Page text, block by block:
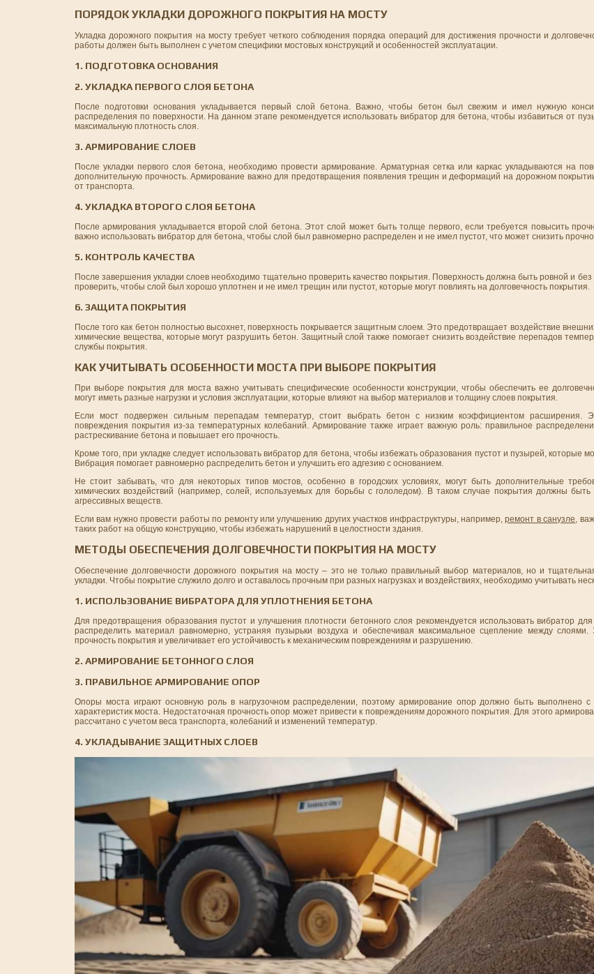
ПОРЯДОК УКЛАДКИ ДОРОЖНОГО ПОКРЫТИЯ НА МОСТУ
Укладка дорожного покрытия на мосту требует четкого соблюдения порядка операций для достижения прочности и
работы должен быть выполнен с учетом специфики мостовых конструкций и особенностей эксплуатации.
1. ПОДГОТОВКА ОСНОВАНИЯ
2. УКЛАДКА ПЕРВОГО СЛОЯ БЕТОНА
После подготовки основания укладывается первый слой бетона. Важно, чтобы бетон был свежим и имел нужную
распределения по поверхности. На данном этапе рекомендуется использовать вибратор для бетона, чтобы избавиться от
максимальную плотность слоя.
3. АРМИРОВАНИЕ СЛОЕВ
После укладки первого слоя бетона, необходимо провести армирование. Арматурная сетка или каркас укладываются на
дополнительную прочность. Армирование важно для предотвращения появления трещин и деформаций на дорожном
от транспорта.
4. УКЛАДКА ВТОРОГО СЛОЯ БЕТОНА
После армирования укладывается второй слой бетона. Этот слой может быть толще первого, если требуется повысить
важно использовать вибратор для бетона, чтобы слой был равномерно распределен и не имел пустот, что может снизить
5. КОНТРОЛЬ КАЧЕСТВА
После завершения укладки слоев необходимо тщательно проверить качество покрытия. Поверхность должна быть ровной и
проверить, чтобы слой был хорошо уплотнен и не имел трещин или пустот, которые могут повлиять на долговечность покрытия.
6. ЗАЩИТА ПОКРЫТИЯ
После того как бетон полностью высохнет, поверхность покрывается защитным слоем. Это предотвращает воздействие
химические вещества, которые могут разрушить бетон. Защитный слой также помогает снизить воздействие перепадов
службы покрытия.
КАК УЧИТЫВАТЬ ОСОБЕННОСТИ МОСТА ПРИ ВЫБОРЕ ПОКРЫТИЯ
При выборе покрытия для моста важно учитывать специфические особенности конструкции, чтобы обеспечить ее
могут иметь разные нагрузки и условия эксплуатации, которые влияют на выбор материалов и толщину слоев покрытия.
Если мост подвержен сильным перепадам температур, стоит выбрать бетон с низким коэффициентом расширения.
повреждения покрытия из-за температурных колебаний. Армирование также играет важную роль: правильное
растрескивание бетона и повышает его прочность.
Кроме того, при укладке следует использовать вибратор для бетона, чтобы избежать образования пустот и пузырей, которые
Вибрация помогает равномерно распределить бетон и улучшить его адгезию с основанием.
Не стоит забывать, что для некоторых типов мостов, особенно в городских условиях, могут быть дополнительные
химических воздействий (например, солей, используемых для борьбы с гололедом). В таком случае покрытия должны быть
агрессивных веществ.
Если вам нужно провести работы по ремонту или улучшению других участков инфраструктуры, например,ремонт в санузле,
таких работ на общую конструкцию, чтобы избежать нарушений в целостности здания.
МЕТОДЫ ОБЕСПЕЧЕНИЯ ДОЛГОВЕЧНОСТИ ПОКРЫТИЯ НА МОСТУ
Обеспечение долговечности дорожного покрытия на мосту – это не только правильный выбор материалов, но и
укладки. Чтобы покрытие служило долго и оставалось прочным при разных нагрузках и воздействиях, необходимо учитывать
1. ИСПОЛЬЗОВАНИЕ ВИБРАТОРА ДЛЯ УПЛОТНЕНИЯ БЕТОНА
Для предотвращения образования пустот и улучшения плотности бетонного слоя рекомендуется использовать вибратор
распределить материал равномерно, устраняя пузырьки воздуха и обеспечивая максимальное сцепление между
прочность покрытия и увеличивает его устойчивость к механическим повреждениям и разрушению.
2. АРМИРОВАНИЕ БЕТОННОГО СЛОЯ
3. ПРАВИЛЬНОЕ АРМИРОВАНИЕ ОПОР
Опоры моста играют основную роль в нагрузочном распределении, поэтому армирование опор должно быть выполнено с
характеристик моста. Недостаточная прочность опор может привести к повреждениям дорожного покрытия. Для этого
рассчитано с учетом веса транспорта, колебаний и изменений температур.
4. УКЛАДЫВАНИЕ ЗАЩИТНЫХ СЛОЕВ